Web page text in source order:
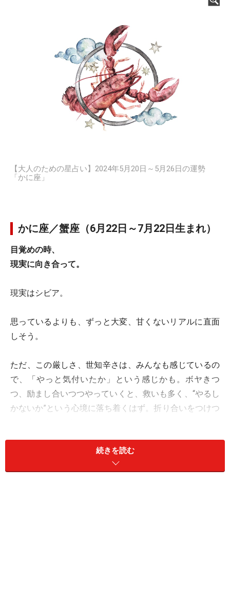
【大人のための星占い】2024年5月20日～5月26日の運勢
「かに座」
かに座／蟹座（6月22日～7月22日生まれ）
目覚めの時、
現実に向き合って。
現実はシビア。
思っているよりも、ずっと大変、甘くないリアルに直面
しそう。
ただ、この厳しさ、世知辛さは、みんなも感じているの
で、「やっと気付いたか」という感じかも。ボヤきつ
つ、励まし合いつつやっていくと、救いも多く、“やるし
かないか”という心境に落ち着くはず。折り合いをつけつ
今週、気を付けたいのは、ケチらないこと。“本当はコッ
チがいいけれど、値段がアレだからアッチで”をすると、
続きを読む